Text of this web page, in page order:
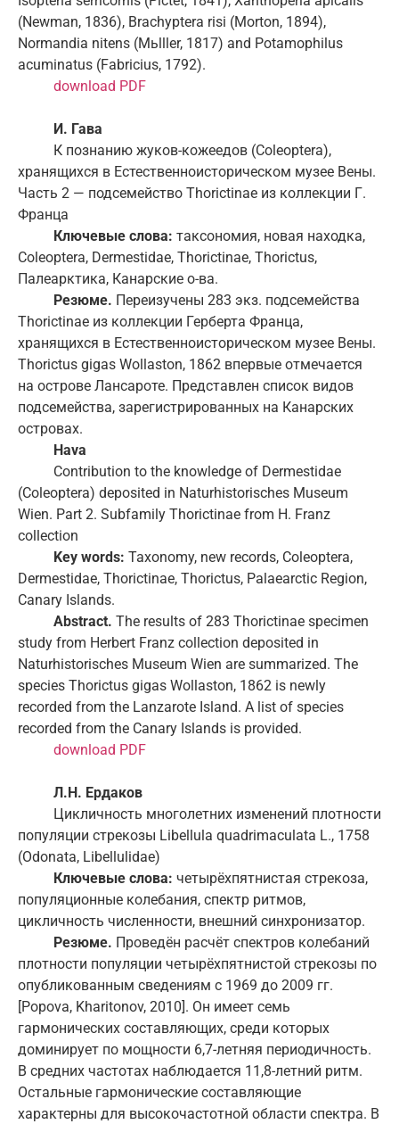
(Newman, 1836), Brachyptera risi (Morton, 1894),
Normandia nitens (Mьlller, 1817) and Potamophilus
acuminatus (Fabricius, 1792).
download PDF
И. Гава
К познанию жуков-кожеедов (Coleoptera),
хранящихся в Естественноисторическом музее Вены.
Часть 2 — подсемейство Thorictinae из коллекции Г.
Франца
Ключевые слова: таксономия, новая находка,
Coleoptera, Dermestidae, Thorictinae, Thorictus,
Палеарктика, Канарские о-ва.
Резюме. Переизучены 283 экз. подсемейства
Thorictinae из коллекции Герберта Франца,
хранящихся в Естественноисторическом музее Вены.
Thorictus gigas Wollaston, 1862 впервые отмечается
на острове Лансароте. Представлен список видов
подсемейства, зарегистрированных на Канарских
островах.
Hava
Contribution to the knowledge of Dermestidae
(Coleoptera) deposited in Naturhistorisches Museum
Wien. Part 2. Subfamily Thorictinae from H. Franz
collection
Key words: Taxonomy, new records, Coleoptera,
Dermestidae, Thorictinae, Thorictus, Palaearctic Region,
Canary Islands.
Abstract. The results of 283 Thorictinae specimen
study from Herbert Franz collection deposited in
Naturhistorisches Museum Wien are summarized. The
species Thorictus gigas Wollaston, 1862 is newly
recorded from the Lanzarote Island. A list of species
recorded from the Canary Islands is provided.
download PDF
Л.Н. Ердаков
Цикличность многолетних изменений плотности
популяции стрекозы Libellula quadrimaculata L., 1758
(Odonata, Libellulidae)
Ключевые слова: четырёхпятнистая стрекоза,
популяционные колебания, спектр ритмов,
цикличность численности, внешний синхронизатор.
Резюме. Проведён расчёт спектров колебаний
плотности популяции четырёхпятнистой стрекозы по
опубликованным сведениям с 1969 до 2009 гг.
[Popova, Kharitonov, 2010]. Он имеет семь
гармонических составляющих, среди которых
доминирует по мощности 6,7-летняя периодичность.
В средних частотах наблюдается 11,8-летний ритм.
Остальные гармонические составляющие
характерны для высокочастотной области спектра. В